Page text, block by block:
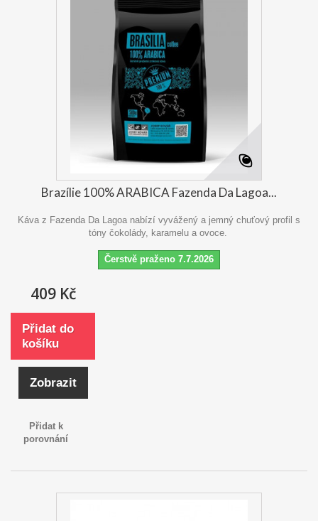
Brazílie 100% ARABICA Fazenda Da Lagoa...
Káva z Fazenda Da Lagoa nabízí vyvážený a jemný chuťový profil s
tóny čokolády, karamelu a ovoce.
Čerstvě praženo 7.7.2026
409 Kč
Přidat do
košíku
Zobrazit
Přidat k
porovnání